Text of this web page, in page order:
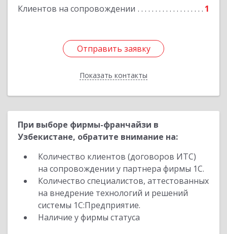
Клиентов на сопровождении 1
Отправить заявку
Показать контакты
Отправить заявку
Назад
При выборе фирмы-франчайзи в
Узбекистане, обратите внимание на:
Количество клиентов (договоров ИТС)
на сопровождении у партнера фирмы 1С.
Количество специалистов, аттестованных
на внедрение технологий и решений
системы 1С:Предприятие.
Наличие у фирмы статуса